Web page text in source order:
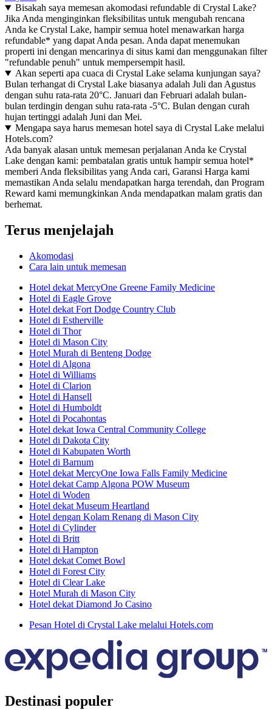
Bisakah saya memesan akomodasi refundable di Crystal Lake?
Jika Anda menginginkan fleksibilitas untuk mengubah rencana
Anda ke Crystal Lake, hampir semua hotel menawarkan harga
refundable* yang dapat Anda pesan. Anda dapat menemukan
properti ini dengan mencarinya di situs kami dan menggunakan filter
"refundable penuh" untuk mempersempit hasil.
Akan seperti apa cuaca di Crystal Lake selama kunjungan saya?
Bulan terhangat di Crystal Lake biasanya adalah Juli dan Agustus
dengan suhu rata-rata 20°C. Januari dan Februari adalah bulan-
bulan terdingin dengan suhu rata-rata -5°C. Bulan dengan curah
hujan tertinggi adalah Juni dan Mei.
Mengapa saya harus memesan hotel saya di Crystal Lake melalui
Hotels.com?
Ada banyak alasan untuk memesan perjalanan Anda ke Crystal
Lake dengan kami: pembatalan gratis untuk hampir semua hotel*
memberi Anda fleksibilitas yang Anda cari, Garansi Harga kami
memastikan Anda selalu mendapatkan harga terendah, dan Program
Reward kami memungkinkan Anda mendapatkan malam gratis dan
berhemat.
Terus menjelajah
Akomodasi
Cara lain untuk memesan
Hotel dekat MercyOne Greene Family Medicine
Hotel di Eagle Grove
Hotel dekat Fort Dodge Country Club
Hotel di Estherville
Hotel di Thor
Hotel di Mason City
Hotel Murah di Benteng Dodge
Hotel di Algona
Hotel di Williams
Hotel di Clarion
Hotel di Hansell
Hotel di Humboldt
Hotel di Pocahontas
Hotel dekat Iowa Central Community College
Hotel di Dakota City
Hotel di Kabupaten Worth
Hotel di Barnum
Hotel dekat MercyOne Iowa Falls Family Medicine
Hotel dekat Camp Algona POW Museum
Hotel di Woden
Hotel dekat Museum Heartland
Hotel dengan Kolam Renang di Mason City
Hotel di Cylinder
Hotel di Britt
Hotel di Hampton
Hotel dekat Comet Bowl
Hotel di Forest City
Hotel di Clear Lake
Hotel Murah di Mason City
Hotel dekat Diamond Jo Casino
Pesan Hotel di Crystal Lake melalui Hotels.com
Destinasi populer